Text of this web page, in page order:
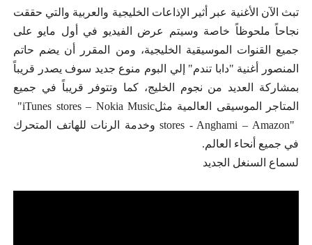
تبث الآن الأغنية عبر أثير الإذاعات الخليجية والعربية والتي حققت
نجاحاً ملحوظاً خاصة وسيتم عرض الفيديو في أول مايو على
جميع القنوات الموسيقية الخليجية، ومن المقرر أن يضم حاتم
المنصور أغنية "دابا تندم" إلي البوم منوع جديد سوف يصدر قريباً
بمشاركة العديد من نجوم الخليج، كما وتتوفر قريباً في جميع
المتاجر الموسيقى العالمية مثل"iTunes stores – Nokia Music
stores - Anghami – Amazon" وخدمة الرنات للهاتف المتحرك
في جميع أنحاء العالم.
لسماع السنغل الجديد